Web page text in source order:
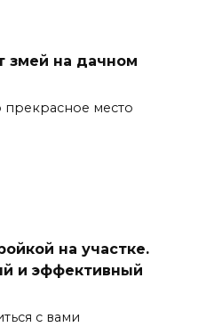
змей на дачном
прекрасное место
на участке.
и эффективный
с вами